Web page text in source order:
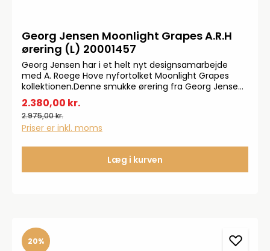
Georg Jensen Moonlight Grapes A.R.H
ørering (L) 20001457
Georg Jensen har i et helt nyt designsamarbejde
med A. Roege Hove nyfortolket Moonlight Grapes
kollektionen.Denne smukke ørering fra Georg Jensen
måler: B: 117 mm. L: 460 mm.
2.380,00 kr.
2.975,00 kr.
Priser er inkl. moms
Læg i kurven
20%